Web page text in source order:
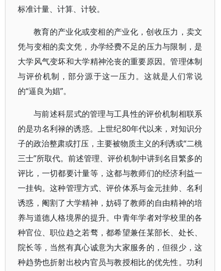
标准计量、计算、计较。
教育的产业化或变相的产业化，创收压力，卖文
凭与变相的卖文凭，办学经费不足的压力与限制，是
大学风气变坏和大学精神沦丧的重要原因。管理体制
与评价机制，部分源于这一压力。这就是人们常说
的“逼良为娼”。
与前述科层式的管理与工具性的评价机制相联系
的是功名利禄的诱惑。上世纪80年代以来，对知识分
子的政治整肃或打压，主要被物质主义的利诱或“二桃
三士”所取代。前述管理、评价机制中讲到名目繁多的
评比，一切都要计量等，这都与教师们的经济利益一
一挂钩。这种管理方式、评价体系与金元挂帅、名利
诱惑，阉割了大学精神，妨碍了教师的自由精神的培
养与道德人格境界的提升。中青年学者对学校里的各
种官位、职位趋之若骛，都希望兼任某部长、处长、
院长等，当然有真心诚意为大家服务的，但很少，这
种趋势也折射出校内官员与教授相比的优先性。功利